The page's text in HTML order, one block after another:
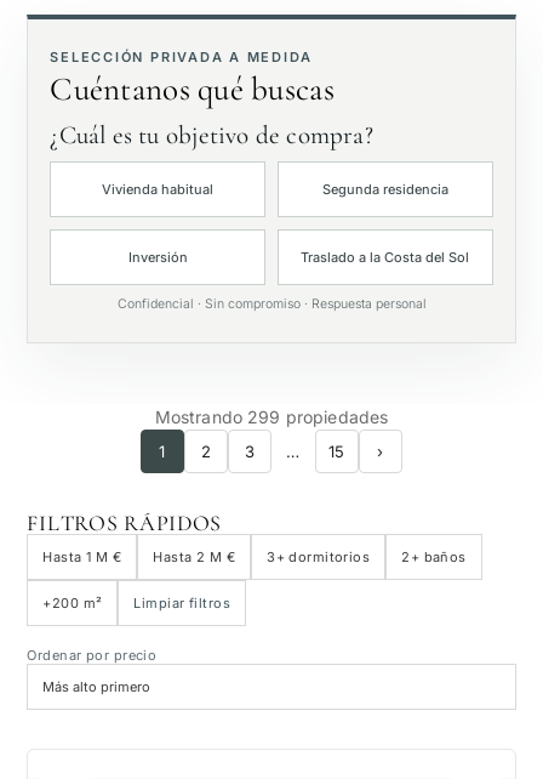
Jardín privado
Con ascensor
Primera línea de golf
Exclusivas
Piscina privada
SELECCIÓN PRIVADA A MEDIDA
Cuéntanos qué buscas
¿Cuál es tu objetivo de compra?
Vivienda habitual Segunda residencia
Inversión Traslado a la Costa del Sol
Confidencial · Sin compromiso · Respuesta personal
Mostrando 299 propiedades
1 2 3 … 15 ›
FILTROS RÁPIDOS
Hasta 1 M € Hasta 2 M € 3+ dormitorios 2+ baños
+200 m² Limpiar filtros
Ordenar por precio